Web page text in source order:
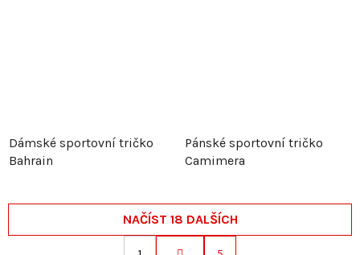
Dámské sportovní tričko
Bahrain
Pánské sportovní tričko
Camimera
NAČÍST 18 DALŠÍCH